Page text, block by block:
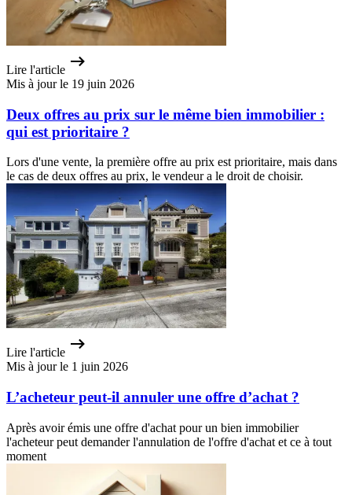
Lire l'article
Mis à jour le 19 juin 2026
Deux offres au prix sur le même bien immobilier :
qui est prioritaire ?
Lors d'une vente, la première offre au prix est prioritaire, mais dans
le cas de deux offres au prix, le vendeur a le droit de choisir.
Lire l'article
Mis à jour le 1 juin 2026
L’acheteur peut-il annuler une offre d’achat ?
Après avoir émis une offre d'achat pour un bien immobilier
l'acheteur peut demander l'annulation de l'offre d'achat et ce à tout
moment